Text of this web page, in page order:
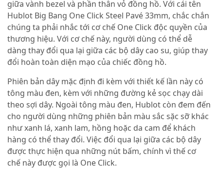
giữa vành bezel và phần thân vỏ đồng hồ. Với cái tên
Hublot Big Bang One Click Steel Pavé 33mm, chắc chắn
chúng ta phải nhắc tới cơ chế One Click độc quyền của
thương hiệu. Với cơ chế này, người dùng có thể dễ
dàng thay đổi qua lại giữa các bộ dây cao su, giúp thay
đổi hoàn toàn diện mạo của chiếc đồng hồ.
Phiên bản dây mặc định đi kèm với thiết kế lần này có
tông màu đen, kèm với những đường kẻ sọc chạy dài
theo sợi dây. Ngoài tông màu đen, Hublot còn đem đến
cho người dùng những phiên bản màu sắc sặc sỡ khác
như xanh lá, xanh lam, hồng hoặc da cam để khách
hàng có thể thay đổi. Việc đổi qua lại giữa các bộ dây
được thực hiện qua những nút bấm, chính vì thế cơ
chế này được gọi là One Click.